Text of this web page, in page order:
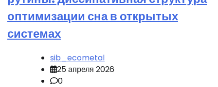
оптимизации сна в открытых
системах
sib_ecometal
25 апреля 2026
0